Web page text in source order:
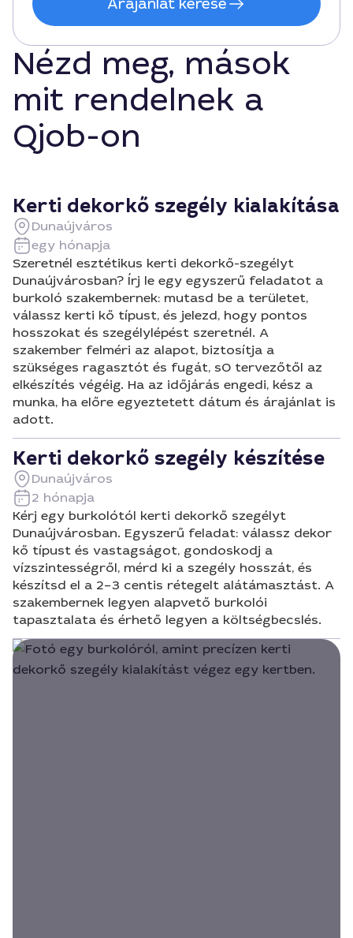
Árajánlat kérése
Nézd meg, mások
mit rendelnek a
Qjob-on
Kerti dekorkő szegély kialakítása
Dunaújváros
egy hónapja
Szeretnél esztétikus kerti dekorkő-szegélyt
Dunaújvárosban? Írj le egy egyszerű feladatot a
burkoló szakembernek: mutasd be a területet,
válassz kerti kő típust, és jelezd, hogy pontos
hosszokat és szegélylépést szeretnél. A
szakember felméri az alapot, biztosítja a
szükséges ragasztót és fugát, s0 tervezőtől az
elkészítés végéig. Ha az időjárás engedi, kész a
munka, ha előre egyeztetett dátum és árajánlat is
adott.
Kerti dekorkő szegély készítése
Dunaújváros
2 hónapja
Kérj egy burkolótól kerti dekorkő szegélyt
Dunaújvárosban. Egyszerű feladat: válassz dekor
kő típust és vastagságot, gondoskodj a
vízszintességről, mérd ki a szegély hosszát, és
készítsd el a 2–3 centis rétegelt alátámasztást. A
szakembernek legyen alapvető burkolói
tapasztalata és érhető legyen a költségbecslés.